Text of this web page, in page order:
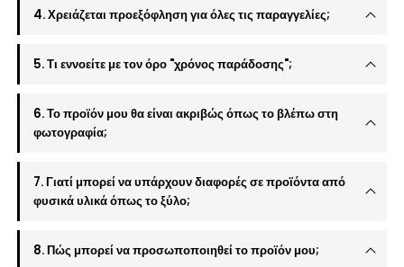
4. Χρειάζεται προεξόφληση για όλες τις παραγγελίες;
5. Τι εννοείτε με τον όρο "χρόνος παράδοσης";
6. Το προϊόν μου θα είναι ακριβώς όπως το βλέπω στη
φωτογραφία;
7. Γιατί μπορεί να υπάρχουν διαφορές σε προϊόντα από
φυσικά υλικά όπως το ξύλο;
8. Πώς μπορεί να προσωποποιηθεί το προϊόν μου;